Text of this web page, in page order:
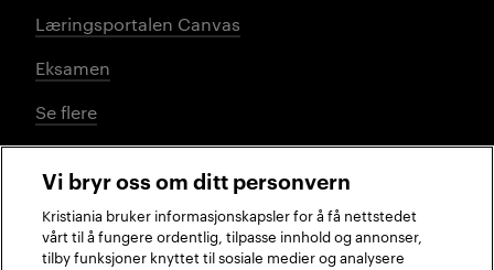
Læringsportalen Canvas
Eksamen
Se flere
Sosiale medier
Vi bryr oss om ditt personvern
Kristiania bruker informasjonskapsler for å få nettstedet
vårt til å fungere ordentlig, tilpasse innhold og annonser,
tilby funksjoner knyttet til sosiale medier og analysere